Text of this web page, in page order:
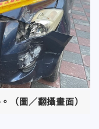
（圖／翻攝畫面）